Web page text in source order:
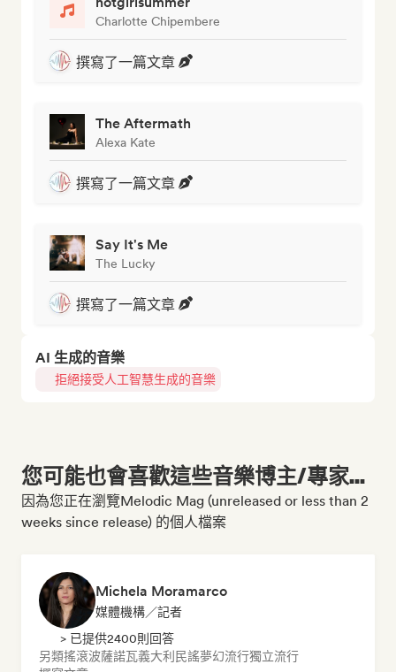
Charlotte Chipembere
撰寫了一篇文章
The Aftermath
Alexa Kate
撰寫了一篇文章
Say It's Me
The Lucky
撰寫了一篇文章
AI 生成的音樂
拒絕接受人工智慧生成的音樂
您可能也會喜歡這些音樂博主/專家...
因為您正在瀏覽Melodic Mag (unreleased or less than 2
weeks since release) 的個人檔案
Michela Moramarco
媒體機構／記者
> 已提供2400則回答
另類搖滾波薩諾瓦義大利民謠夢幻流行獨立流行